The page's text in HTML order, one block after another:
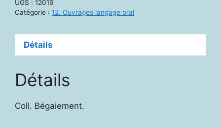
et
thérapie
UGS : 12016
Catégorie : 12. Ouvrages langage oral
Détails
Détails
Coll. Bégaiement.